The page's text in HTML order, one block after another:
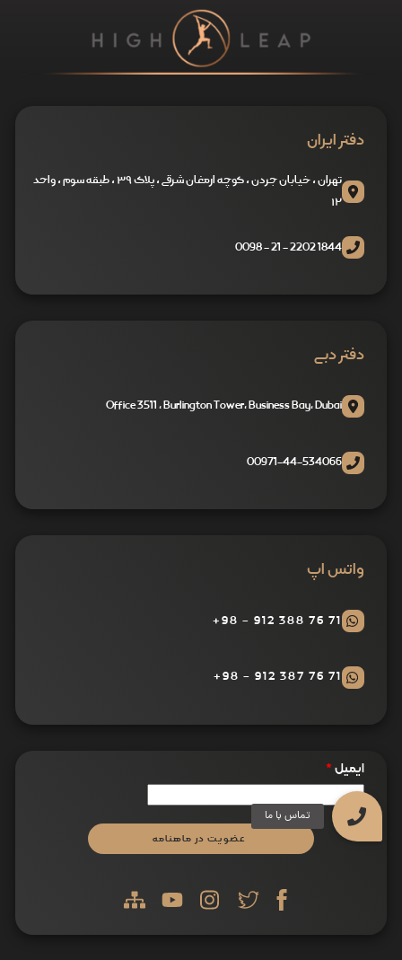
دفتر ایران
تهران ، خیابان جردن ، کوچه ارمغان شرقی ، پلاک ۳۹ ، طبقه سوم ، واحد
۱۲
1844 2202 - 21 - 0098
دفتر دبی
Office 3511 , Burlington Tower, Business Bay, Dubai
00971-44-534066
واتس اپ
71 76 388 912 - 98+
71 76 387 912 - 98+
ایمیل *
عضویت در ماهنامه